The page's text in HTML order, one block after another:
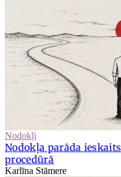
Nodokļi
Nodokļa parāda
procedūrā
Karlīna Stāmere